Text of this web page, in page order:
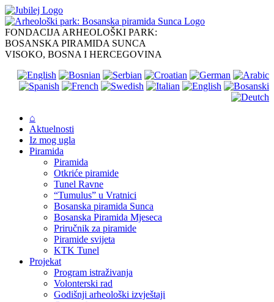
Skip
to
content
FONDACIJA ARHEOLOŠKI PARK:
BOSANSKA PIRAMIDA SUNCA
VISOKO, BOSNA I HERCEGOVINA
⌂
Aktuelnosti
Iz mog ugla
Piramida
Piramida
Otkriće piramide
Tunel Ravne
“Tumulus” u Vratnici
Bosanska piramida Sunca
Bosanska Piramida Mjeseca
Priručnik za piramide
Piramide svijeta
KTK Tunel
Projekat
Program istraživanja
Volonterski rad
Godišnji arheološki izvještaji